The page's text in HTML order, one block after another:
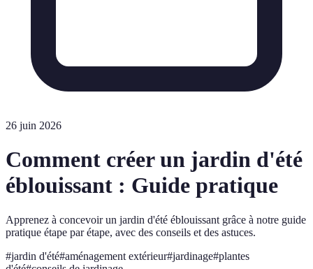
26 juin 2026
Comment créer un jardin d'été
éblouissant : Guide pratique
Apprenez à concevoir un jardin d'été éblouissant grâce à notre guide
pratique étape par étape, avec des conseils et des astuces.
#jardin d'été#aménagement extérieur#jardinage#plantes